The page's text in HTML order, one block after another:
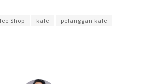
Shop kafe pelanggan kafe